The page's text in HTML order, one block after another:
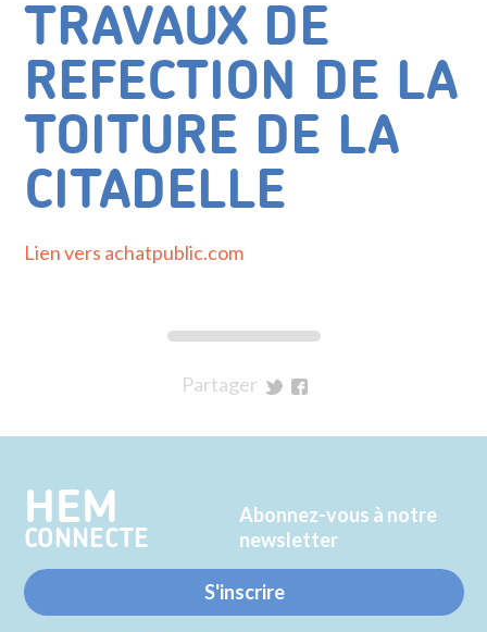
TRAVAUX DE
REFECTION DE LA
TOITURE DE LA
CITADELLE
Lien vers achatpublic.com
Partager
Twitter
Facebook
HEM
CONNECTE
Abonnez-vous à notre
newsletter
S'inscrire